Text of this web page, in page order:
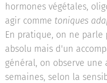
hormones végétales,
agir comme toniques
En pratique, on ne
absolu mais d'un
général, on observe
semaines, selon la